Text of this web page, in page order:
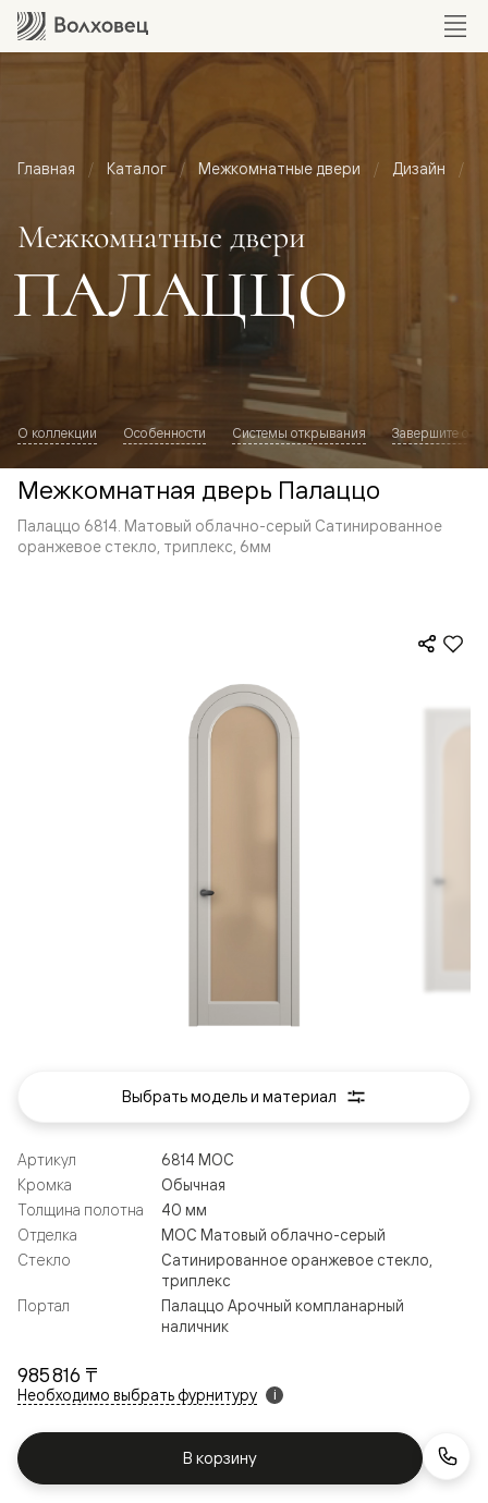
Главная Каталог Межкомнатные двери Дизайн
Межкомнатные двери
ПАЛАЦЦО
О коллекции Особенности Системы открывания Завершите
Межкомнатная дверь Палаццо
Палаццо 6814. Матовый облачно-серый Сатинированное
оранжевое стекло, триплекс, 6мм
985 816 ₸
Необходимо выбрать фурнитуру i
В корзину
Артикул
6814 МОС
Кромка
Обычная
Толщина полотна
40 мм
Отделка
МОС Матовый облачно-серый
Стекло
Сатинированное оранжевое стекло,
триплекс
Портал
Палаццо Арочный компланарный
наличник
Выбрать модель и материал